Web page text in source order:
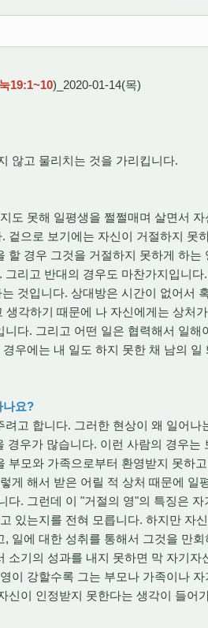
19:1~10)_2020-01-14(목)
않고 물리치는 것을 가리킵니다.
도 못해 일평생을 쩔쩔매며 살면서
으로 보기에는 자신이 거절하지 못
경우 그것을 거절하지 못하게 하는
리고 반대의 경우도 마찬가지입니다
것입니다. 상대방은 시간이 없어서
각하기 때문에 나 자신에게는 상처
다. 그리고 어떤 일은 협력해서 일해
우에는 내 일도 하지 못한 채 남의 일
나요?
고 합니다. 그러한 현상이 왜 일어나
우가 많습니다. 이런 사람의 경우는
모와 가족으로부터 환영받지 못하
게 해서 받은 어릴 적 상처 때문에 일
. 그런데 이 "거절의 영"의 특징은 자
있는지를 전혀 모릅니다. 하지만 자
일에 대한 성취를 통해서 그것을 만
기의 성과를 내지 못하면 막 자기자
이 강할수록 그는 부모나 가족이나
이 인정받지 못한다는 생각이 들어